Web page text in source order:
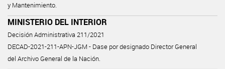
y Mantenimiento.
MINISTERIO DEL INTERIOR
Decisión Administrativa 211/2021
DECAD-2021-211-APN-JGM - Dase por designado Director General
del Archivo General de la Nación.